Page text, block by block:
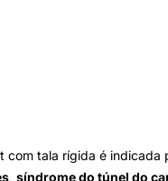
tala rígida é
, síndrome do túnel do